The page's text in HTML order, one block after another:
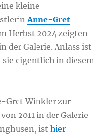
kleine
Anne-Gret
Herbst 2024 zeigten
der Galerie. Anlass ist
sie eigentlich in diesem
Gret Winkler zur
2011 in der Galerie
isthier